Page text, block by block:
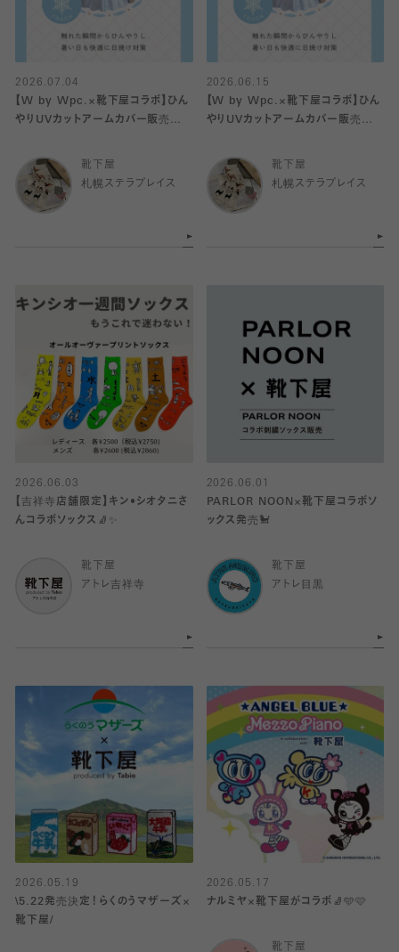
2026.07.04
【W by Wpc.×靴下屋コラボ】ひん
やりUVカットアームカバー販売中
靴下屋
札幌ステラプレイス
2026.06.15
【W by Wpc.×靴下屋コラボ】ひん
やりUVカットアームカバー販売中
靴下屋
札幌ステラプレイス
2026.06.03
【吉祥寺店舗限定】キン•シオタニさ
んコラボソックス🧦✨
靴下屋
アトレ吉祥寺
2026.06.01
PARLOR NOON×靴下屋コラボソ
ックス発売🐩
靴下屋
アトレ目黒
2026.05.19
\5.22発売決定！らくのうマザーズ×
靴下屋/
2026.05.17
ナルミヤ×靴下屋がコラボ🧦🩵🩷
靴下屋